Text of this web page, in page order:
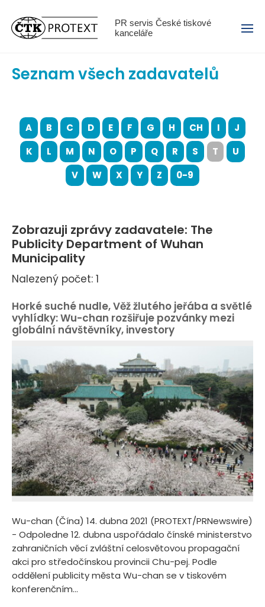
PR servis České tiskové
kanceláře
Menu
Seznam všech zadavatelů
A B C D E F G H CH I
J
K
L M N O P Q R S T
U
V
W X Y Z 0-9
Zobrazuji zprávy zadavatele: The
Publicity Department of Wuhan
Municipality
Nalezený počet: 1
Horké suché nudle, Věž žlutého jeřába a světlé
vyhlídky: Wu-chan rozšiřuje pozvánky mezi
globální návštěvníky, investory
Wu-chan (Čína) 14. dubna 2021 (PROTEXT/PRNewswire)
- Odpoledne 12. dubna uspořádalo čínské ministerstvo
zahraničních věcí zvláštní celosvětovou propagační
akci pro středočínskou provincii Chu-pej. Podle
oddělení publicity města Wu-chan se v tiskovém
konferenčním...